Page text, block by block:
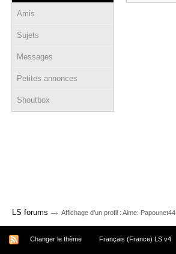
Amis
Sujets
Messages
Petites annonces
Shoutbox
LS forums → Affichage d'un profil : Aime: Papounet44
Changer le thème Français (France) LS v4